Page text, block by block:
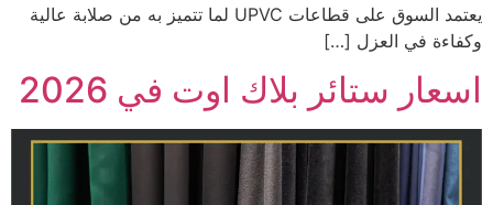
يعتمد السوق على قطاعات UPVC لما تتميز به من صلابة عالية
وكفاءة في العزل […]
اسعار ستائر بلاك اوت في 2026